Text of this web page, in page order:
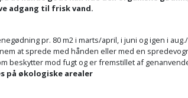
adgang til frisk vand.
pr. 80 m2 i marts/april, i juni og igen i
at sprede med hånden eller med en
beskytter mod fugt og er fremstillet af
på økologiske arealer